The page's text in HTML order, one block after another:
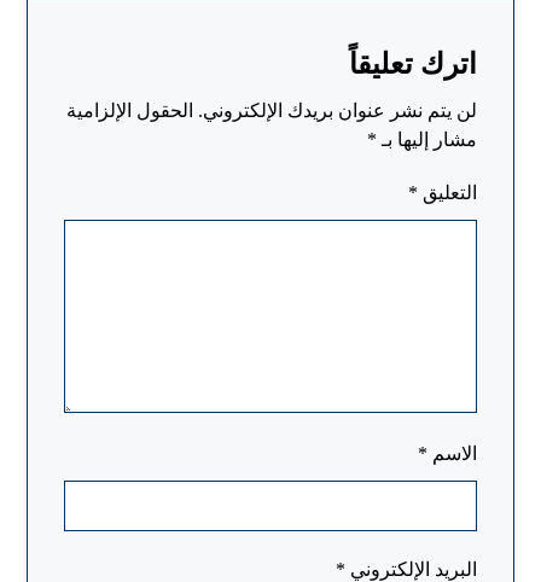
اترك تعليقاً
لن يتم نشر عنوان بريدك الإلكتروني. الحقول الإلزامية
مشار إليها بـ *
التعليق *
الاسم *
البريد الإلكتروني *